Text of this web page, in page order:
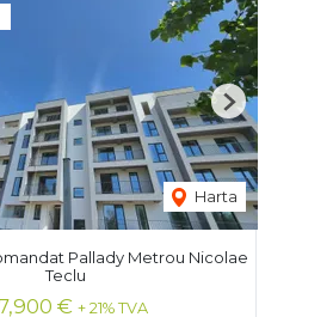
Harta
Next
Pallady Metrou Nicolae
Teclu
€ + 21% TVA